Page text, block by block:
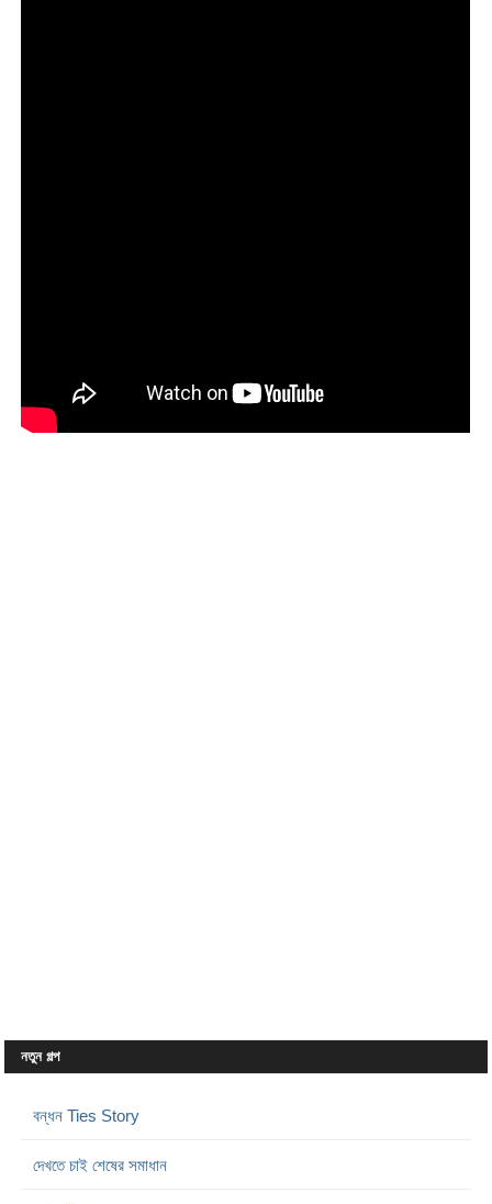
নতুন গল্প
বন্ধন Ties Story
দেখতে চাই শেষের সমাধান